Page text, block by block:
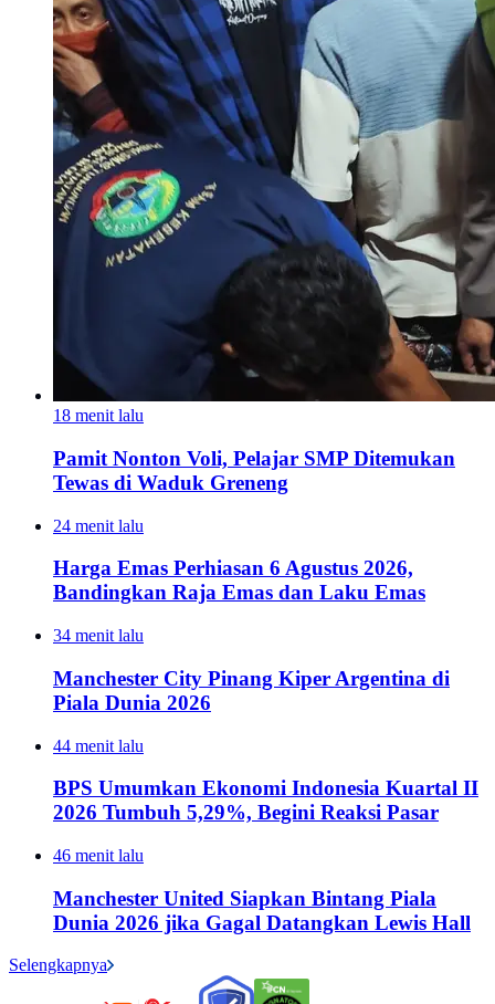
18 menit lalu
Pamit Nonton Voli, Pelajar SMP Ditemukan
Tewas di Waduk Greneng
24 menit lalu
Harga Emas Perhiasan 6 Agustus 2026,
Bandingkan Raja Emas dan Laku Emas
34 menit lalu
Manchester City Pinang Kiper Argentina di
Piala Dunia 2026
44 menit lalu
BPS Umumkan Ekonomi Indonesia Kuartal II
2026 Tumbuh 5,29%, Begini Reaksi Pasar
46 menit lalu
Manchester United Siapkan Bintang Piala
Dunia 2026 jika Gagal Datangkan Lewis Hall
Selengkapnya